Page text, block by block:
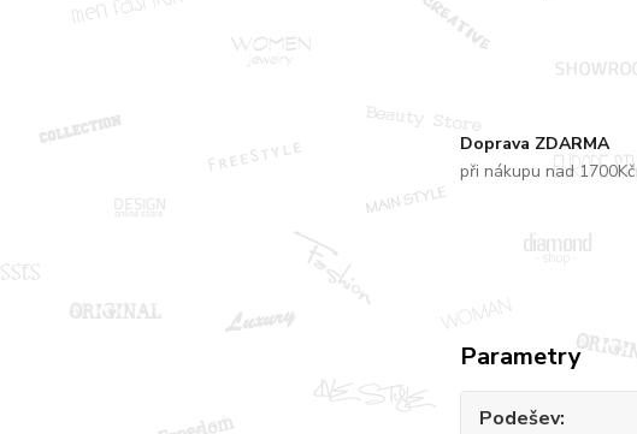
Doprava ZDARMA
při nákupu nad
Parametry
Podešev